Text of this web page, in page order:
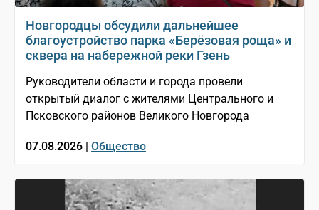
Новгородцы обсудили дальнейшее
благоустройство парка «Берёзовая роща» и
сквера на набережной реки Гзень
Руководители области и города провели
открытый диалог с жителями Центрального и
Псковского районов Великого Новгорода
07.08.2026 | Общество